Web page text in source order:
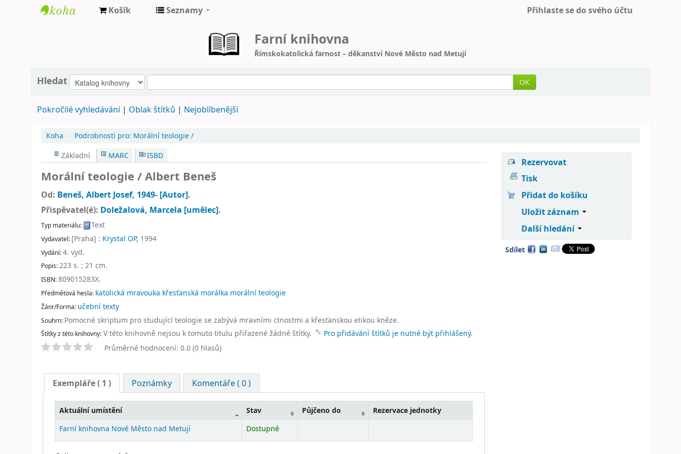
Město
Metují
Košík Seznamy Přihlaste se do svého účtu
Farní knihovna
Římskokatolická farnost – děkanství Nové Město nad Metují
Hledat OK
Pokročilé vyhledávání Oblak štítků Nejoblíbenější
Koha › Podrobnosti pro: Morální teologie /
Základní MARC ISBD
Morální teologie /Albert Beneš
Od: Beneš, Albert Josef, 1949- [Autor].
Přispěvatel(é): Doležalová, Marcela [umělec].
Typ materiálu: Text
Vydavatel: [Praha] : Krystal OP, 1994
Vydání:4. vyd.
Popis:223 s. ; 21 cm.
ISBN:809015283X.
Předmětová hesla: katolická mravouka křesťanská morálka morální teologie
Žánr/Forma: učební texty
Souhrn: Pomocné skriptum pro studující teologie se zabývá mravními ctnostmi a křesťanskou etikou kněze.
Štítky z této knihovny: V této knihovně nejsou k tomuto titulu přiřazené žádné štítky.
Pro přidávání štítků je nutné být přihlášený.
Průměrné hodnocení: 0.0 (0 hlasů)
Exempláře( 1 ) Poznámky Komentáře ( 0 )
Aktuální umístění Stav Půjčeno do
Rezervace jednotky
Farní knihovna Nové Město nad Metují
Dostupné
Rezervovat
Tisk
Přidat do košíku
Uložit záznam
Další hledání
Sdílet